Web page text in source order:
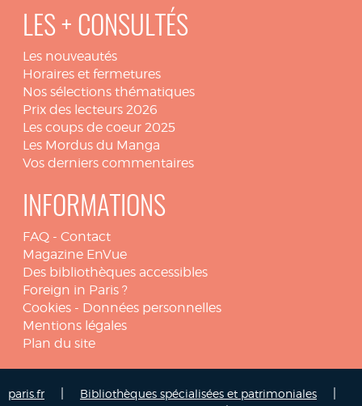
LES + CONSULTÉS
Les nouveautés
Horaires et fermetures
Nos sélections thématiques
Prix des lecteurs 2026
Les coups de coeur 2025
Les Mordus du Manga
Vos derniers commentaires
INFORMATIONS
FAQ - Contact
Magazine EnVue
Des bibliothèques accessibles
Foreign in Paris ?
Cookies - Données personnelles
Mentions légales
Plan du site
paris.fr Bibliothèques spécialisées et patrimoniales